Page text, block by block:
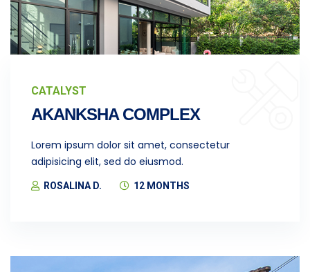
CATALYST
AKANKSHA COMPLEX
Lorem ipsum dolor sit amet, consectetur
adipisicing elit, sed do eiusmod.
ROSALINA D. 12 MONTHS